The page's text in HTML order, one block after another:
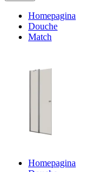
Homepagina
Douche
Match
Homepagina